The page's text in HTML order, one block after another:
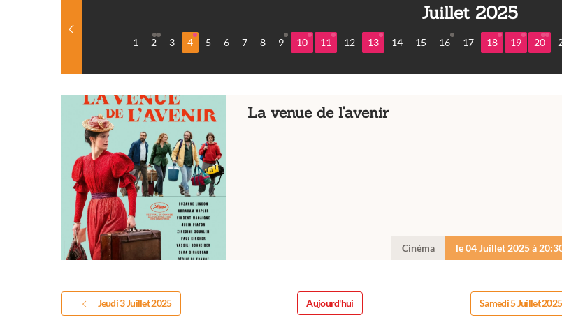
Juillet 2025
1 2 3 4 5 6 7 8 9 10 11 12 13 14 15 16 17 18 19 20
La venue de l'avenir
Cinéma le 04 Juillet 2025 à
Jeudi 3 Juillet 2025 Aujourd'hui Samedi 5 Juillet 2025